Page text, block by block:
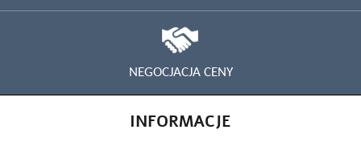
NEGOCJACJA CENY
INFORMACJE